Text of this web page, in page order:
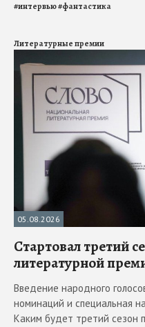
#интервью#фантастика
Литературные премии
05.08.2026
Стартовал третий
литературной
Введение народного
номинаций и специальная
Каким будет третий сезон